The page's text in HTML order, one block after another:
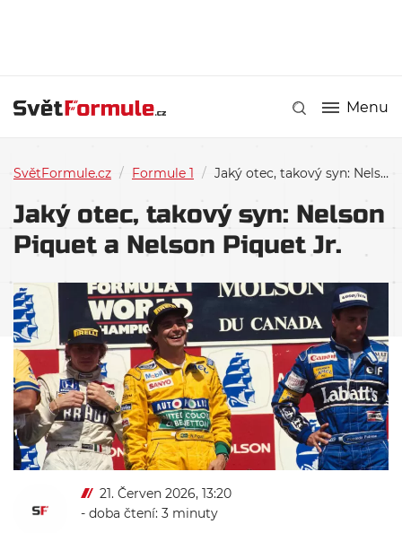
Menu
SvětFormule.cz / Formule 1 / Jaký otec, takový syn: Nelson Piquet a Nelson Piquet Jr.
Jaký otec, takový syn: Nelson
Piquet a Nelson Piquet Jr.
21. Červen 2026, 13:20
- doba čtení: 3 minuty